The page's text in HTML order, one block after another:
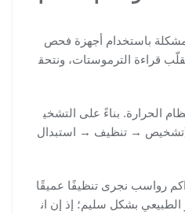
باستخدام أجهزة فحص
قراءة الترموستات، ونتحق
الحرارة. بناءً على التشخي
→ تنظيف → استبدال
رواسب نجرى تنظيفًا عميقًا
الطبيعي بشكل سليم؛ إذ إن ان